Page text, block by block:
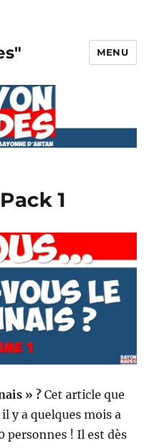
MENU
1
» ?Cet article que
y a quelques mois a
personnes ! Il est dès